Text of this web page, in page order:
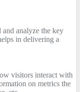
and analyze the key
in delivering a
visitors interact with
on metrics the